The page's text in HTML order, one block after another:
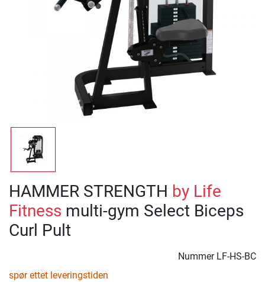
HAMMER STRENGTH by Life
Fitness multi-gym Select Biceps
Curl Pult
Nummer LF-HS-BC
spør ettet leveringstiden